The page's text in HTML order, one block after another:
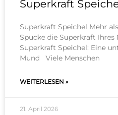
Superkraft
Superkraft Speichel Mehr
Spucke die Superkraft Ihres
Superkraft Speichel: Eine
Mund Viele Menschen
WEITERLESEN »
21. April 2026